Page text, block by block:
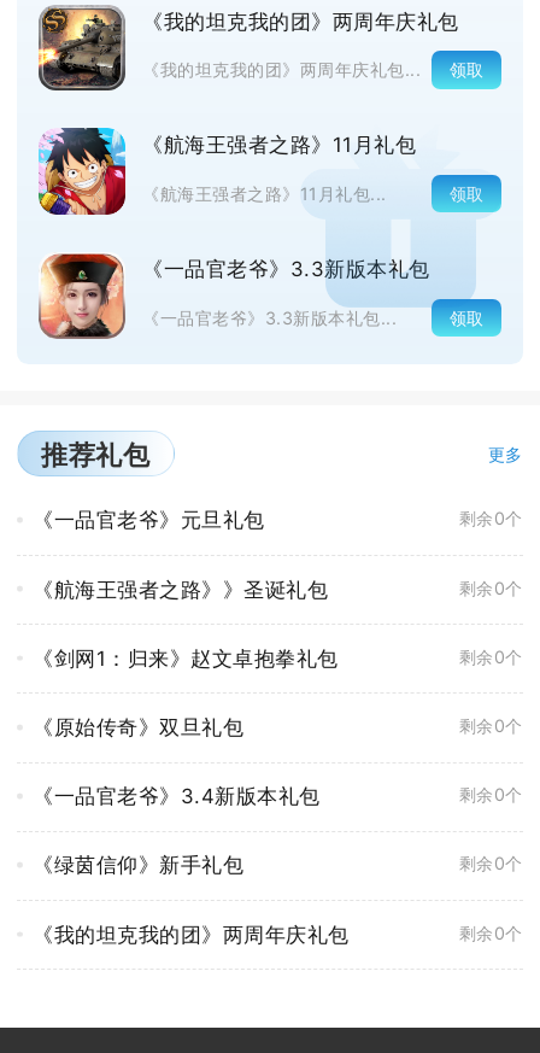
《我的坦克我的团》两周年庆礼包
《我的坦克我的团》两周年庆礼包... 领取
《航海王强者之路》11月礼包
《航海王强者之路》11月礼包... 领取
《一品官老爷》3.3新版本礼包
《一品官老爷》3.3新版本礼包... 领取
推荐礼包 更多
《一品官老爷》元旦礼包 剩余0个
《航海王强者之路》》圣诞礼包 剩余0个
《剑网1：归来》赵文卓抱拳礼包 剩余0个
《原始传奇》双旦礼包 剩余0个
《一品官老爷》3.4新版本礼包 剩余0个
《绿茵信仰》新手礼包 剩余0个
《我的坦克我的团》两周年庆礼包 剩余0个